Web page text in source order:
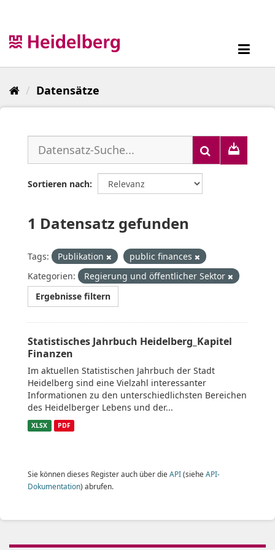
Datensätze
Sortieren nach
1 Datensatz gefunden
Tags: Publikation
public finances
Kategorien:
Regierung und öffentlicher Sektor
Ergebnisse filtern
Statistisches Jahrbuch Heidelberg_Kapitel
Finanzen
Im aktuellen Statistischen Jahrbuch der Stadt
Heidelberg sind eine Vielzahl interessanter
Informationen zu den unterschiedlichsten Bereichen
des Heidelberger Lebens und der...
XLSX PDF
Sie können dieses Register auch über die API(siehe API-
Dokumentation) abrufen.